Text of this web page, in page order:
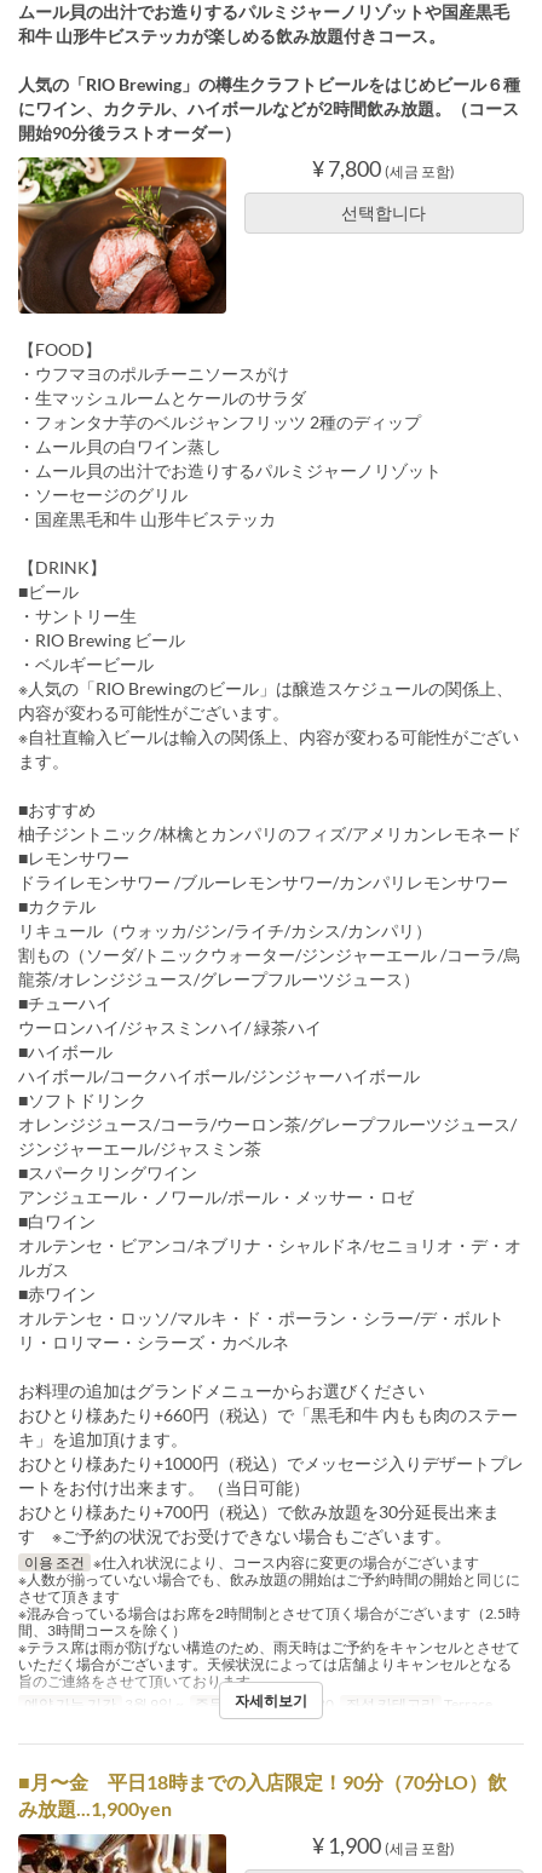
ムール貝の出汁でお造りするパルミジャーノリゾットや国産黒毛
和牛 山形牛ビステッカが楽しめる飲み放題付きコース。
人気の「RIO Brewing」の樽生クラフトビールをはじめビール６種
にワイン、カクテル、ハイボールなどが2時間飲み放題。（コース
開始90分後ラストオーダー）
¥ 7,800 (세금 포함)
선택합니다
【FOOD】
・ウフマヨのポルチーニソースがけ
・生マッシュルームとケールのサラダ
・フォンタナ芋のベルジャンフリッツ 2種のディップ
・ムール貝の白ワイン蒸し
・ムール貝の出汁でお造りするパルミジャーノリゾット
・ソーセージのグリル
・国産黒毛和牛 山形牛ビステッカ
【DRINK】
■ビール
・サントリー生
・RIO Brewing ビール
・ベルギービール
※人気の「RIO Brewingのビール」は醸造スケジュールの関係上、
内容が変わる可能性がございます。
※自社直輸入ビールは輸入の関係上、内容が変わる可能性がござい
ます。
■おすすめ
柚子ジントニック/林檎とカンパリのフィズ/アメリカンレモネード
■レモンサワー
ドライレモンサワー /ブルーレモンサワー/カンパリレモンサワー
■カクテル
リキュール（ウォッカ/ジン/ライチ/カシス/カンパリ）
割もの（ソーダ/トニックウォーター/ジンジャーエール /コーラ/烏
龍茶/オレンジジュース/グレープフルーツジュース）
■チューハイ
ウーロンハイ/ジャスミンハイ/ 緑茶ハイ
■ハイボール
ハイボール/コークハイボール/ジンジャーハイボール
■ソフトドリンク
オレンジジュース/コーラ/ウーロン茶/グレープフルーツジュース/
ジンジャーエール/ジャスミン茶
■スパークリングワイン
アンジュエール・ノワール/ポール・メッサー・ロゼ
■白ワイン
オルテンセ・ビアンコ/ネブリナ・シャルドネ/セニョリオ・デ・オ
ルガス
■赤ワイン
オルテンセ・ロッソ/マルキ・ド・ポーラン・シラー/デ・ボルト
リ・ロリマー・シラーズ・カベルネ
お料理の追加はグランドメニューからお選びください
おひとり様あたり+660円（税込）で「黒毛和牛 内もも肉のステー
キ」を追加頂けます。
おひとり様あたり+1000円（税込）でメッセージ入りデザートプレ
ートをお付け出来ます。 （当日可能）
おひとり様あたり+700円（税込）で飲み放題を30分延長出来ま
す ※ご予約の状況でお受けできない場合もございます。
이용 조건 ※仕入れ状況により、コース内容に変更の場合がございます
※人数が揃っていない場合でも、飲み放題の開始はご予約時間の開始と同じに
させて頂きます
※混み合っている場合はお席を2時間制とさせて頂く場合がございます（2.5時
間、3時間コースを除く）
※テラス席は雨が防げない構造のため、雨天時はご予約をキャンセルとさせて
いただく場合がございます。天候状況によっては店舗よりキャンセルとなる
旨のご連絡をさせて頂いております。
예약 가능 기간
3월 9일 ~ 주문 수량 제한 2 ~ 30 좌석 카테고리 Terrace
자세히보기
■月〜金 平日18時までの入店限定！90分（70分LO）飲
み放題...1,900yen
¥ 1,900 (세금 포함)